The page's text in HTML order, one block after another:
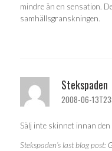
mindre än en sensation.
samhällsgranskningen.
Stekspaden
2008-06-
Sälj inte skinnet innan
Stekspaden’s last blog post: